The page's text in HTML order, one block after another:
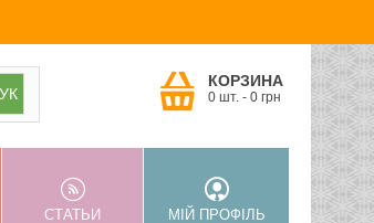
КОРЗИНА
0 шт. - 0 грн
СТАТЬИ МІЙ ПРОФІЛЬ